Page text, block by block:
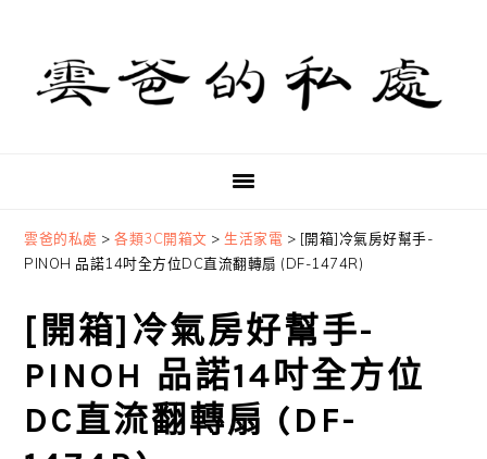
primary
navigation
content
primary
sidebar
雲爸的私處 >各類3C開箱文 > 生活家電 > [開箱]冷氣房好幫手-
PINOH 品諾14吋全方位DC直流翻轉扇 (DF-1474R)
[開箱]冷氣房好幫手-
PINOH 品諾14吋全方位
DC直流翻轉扇 (DF-